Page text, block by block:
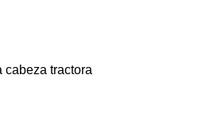
cabeza tractora